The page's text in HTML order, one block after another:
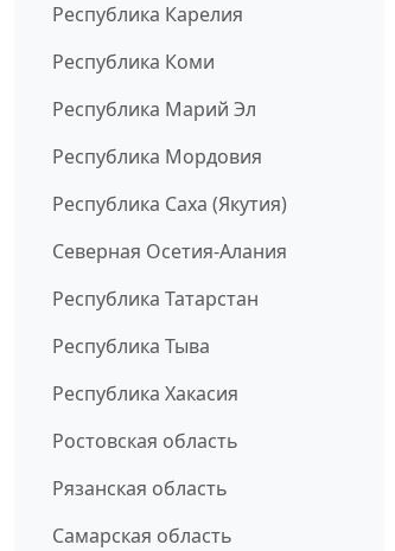
Республика Карелия
Республика Коми
Республика Марий Эл
Республика Мордовия
Республика Саха (Якутия)
Северная Осетия-Алания
Республика Татарстан
Республика Тыва
Республика Хакасия
Ростовская область
Рязанская область
Самарская область